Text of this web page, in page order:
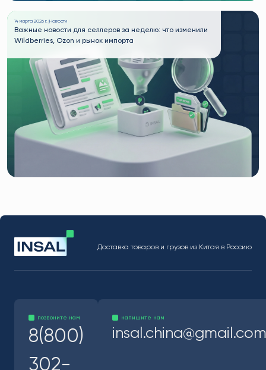
14 марта 2026 г. |Новости
Важные новости для селлеров за неделю: что изменили
Wildberries, Ozon и рынок импорта
Доставка товаров и грузов из Китая в Россию
позвоните нам
8(800)
302-
напишите нам
insal.china@gmail.com